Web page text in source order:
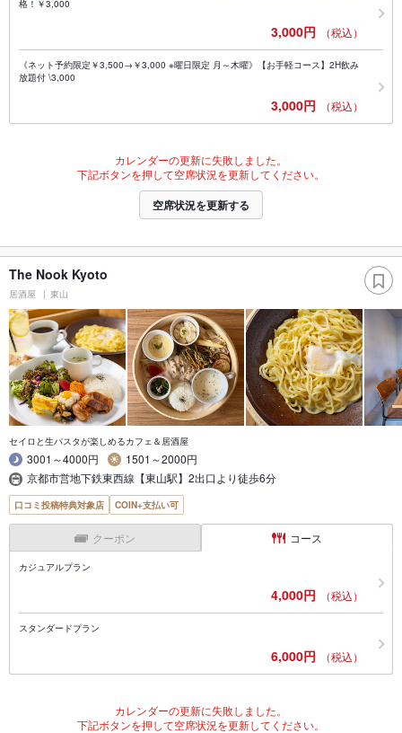
格！￥3,000
3,000円 （税込）
《ネット予約限定￥3,500→￥3,000 ※曜日限定 月～木曜》【お手軽コース】2H飲み
放題付 \3,000
3,000円 （税込）
カレンダーの更新に失敗しました。
下記ボタンを押して空席状況を更新してください。
空席状況を更新する
The Nook Kyoto
居酒屋 東山
セイロと生パスタが楽しめるカフェ＆居酒屋
3001～4000円
1501～2000円
京都市営地下鉄東西線【東山駅】2出口より徒歩6分
口コミ投稿特典対象店 COIN+支払い可
クーポン コース
カジュアルプラン
4,000円 （税込）
スタンダードプラン
6,000円 （税込）
カレンダーの更新に失敗しました。
下記ボタンを押して空席状況を更新してください。